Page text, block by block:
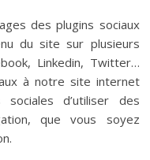
des plugins sociaux
du site sur plusieurs
Linkedin, Twitter…
à notre site internet
d’utiliser des
que vous soyez